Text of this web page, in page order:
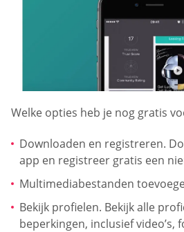
Welke opties heb je nog gratis
Downloaden en registreren.
app en registreer gratis een
Multimediabestanden
Bekijk profielen. Bekijk alle
beperkingen, inclusief video’s,